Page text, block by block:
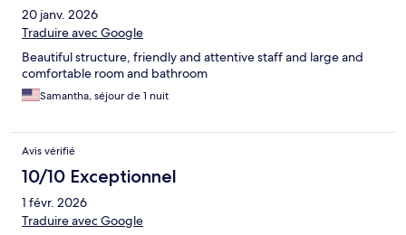
20 janv. 2026
Traduire avec Google
Beautiful structure, friendly and attentive staff and large and
comfortable room and bathroom
Samantha, séjour de 1 nuit
Avis vérifié
10/10 Exceptionnel
1 févr. 2026
Traduire avec Google